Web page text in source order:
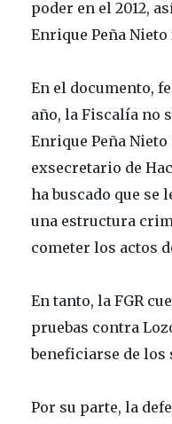
poder en el 2012,
Enrique Peña
En el documento,
año, la Fiscalía no
Enrique Peña
exsecretario de
ha buscado que se
una estructura
cometer los actos
En tanto, la FGR
pruebas contra
beneficiarse de los
Por su parte, la